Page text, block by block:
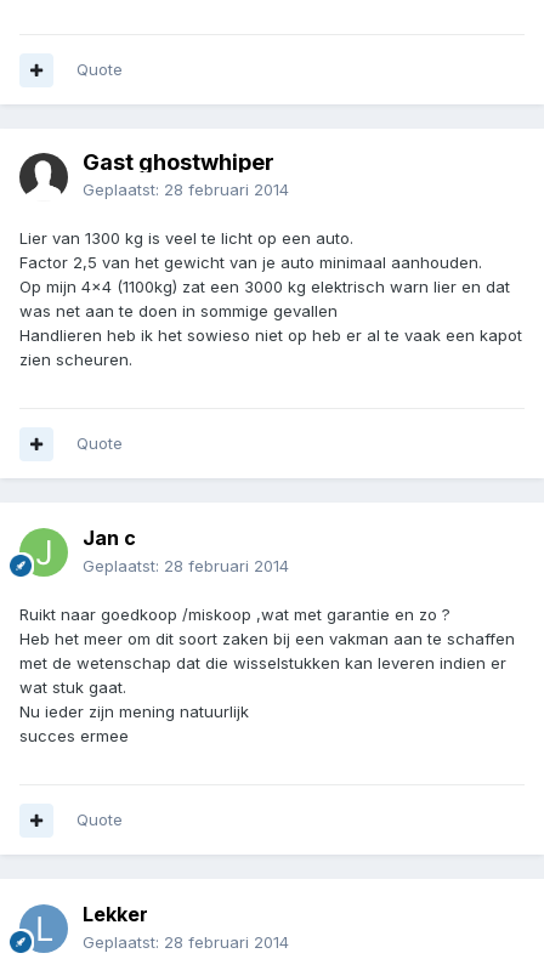
Quote
Gast ghostwhiper
Geplaatst: 28 februari 2014
Lier van 1300 kg is veel te licht op een auto.
Factor 2,5 van het gewicht van je auto minimaal aanhouden.
Op mijn 4x4 (1100kg) zat een 3000 kg elektrisch warn lier en dat
was net aan te doen in sommige gevallen
Handlieren heb ik het sowieso niet op heb er al te vaak een kapot
zien scheuren.
Quote
Jan c
Geplaatst: 28 februari 2014
Ruikt naar goedkoop /miskoop ,wat met garantie en zo ?
Heb het meer om dit soort zaken bij een vakman aan te schaffen
met de wetenschap dat die wisselstukken kan leveren indien er
wat stuk gaat.
Nu ieder zijn mening natuurlijk
succes ermee
Quote
Lekker
Geplaatst: 28 februari 2014